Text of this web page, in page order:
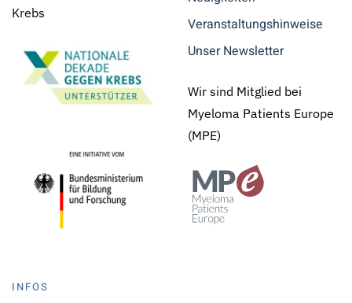
Krebs
Veranstaltungshinweise
Unser Newsletter
Wir sind Mitglied bei
Myeloma Patients Europe
(MPE)
INFOS